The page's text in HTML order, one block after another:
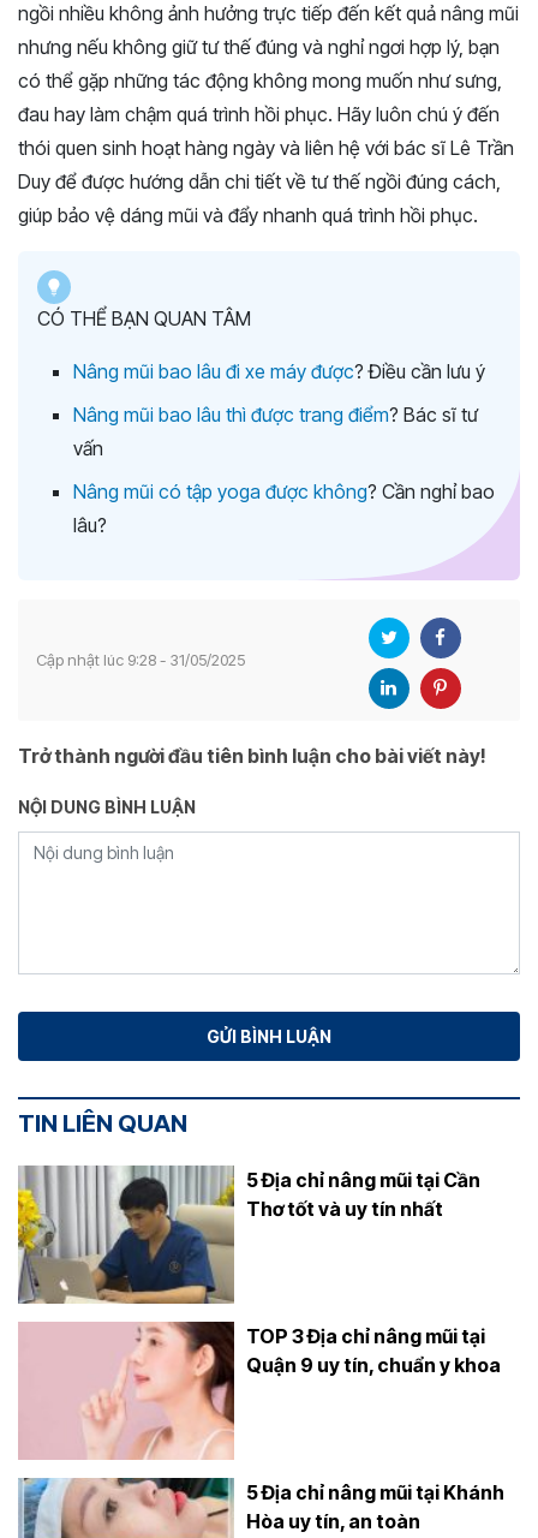
ngồi nhiều không ảnh hưởng trực tiếp đến kết quả nâng mũi
nhưng nếu không giữ tư thế đúng và nghỉ ngơi hợp lý, bạn
có thể gặp những tác động không mong muốn như sưng,
đau hay làm chậm quá trình hồi phục. Hãy luôn chú ý đến
thói quen sinh hoạt hàng ngày và liên hệ với bác sĩ Lê Trần
Duy để được hướng dẫn chi tiết về tư thế ngồi đúng cách,
giúp bảo vệ dáng mũi và đẩy nhanh quá trình hồi phục.
CÓ THỂ BẠN QUAN TÂM
Nâng mũi bao lâu đi xe máy được? Điều cần lưu ý
Nâng mũi bao lâu thì được trang điểm? Bác sĩ tư
vấn
Nâng mũi có tập yoga được không? Cần nghỉ bao
lâu?
Cập nhật lúc 9:28 - 31/05/2025
Trở thành người đầu tiên bình luận cho bài viết này!
NỘI DUNG BÌNH LUẬN
TIN LIÊN QUAN
5 Địa chỉ nâng mũi tại Cần
Thơ tốt và uy tín nhất
TOP 3 Địa chỉ nâng mũi tại
Quận 9 uy tín, chuẩn y khoa
5 Địa chỉ nâng mũi tại Khánh
Hòa uy tín, an toàn